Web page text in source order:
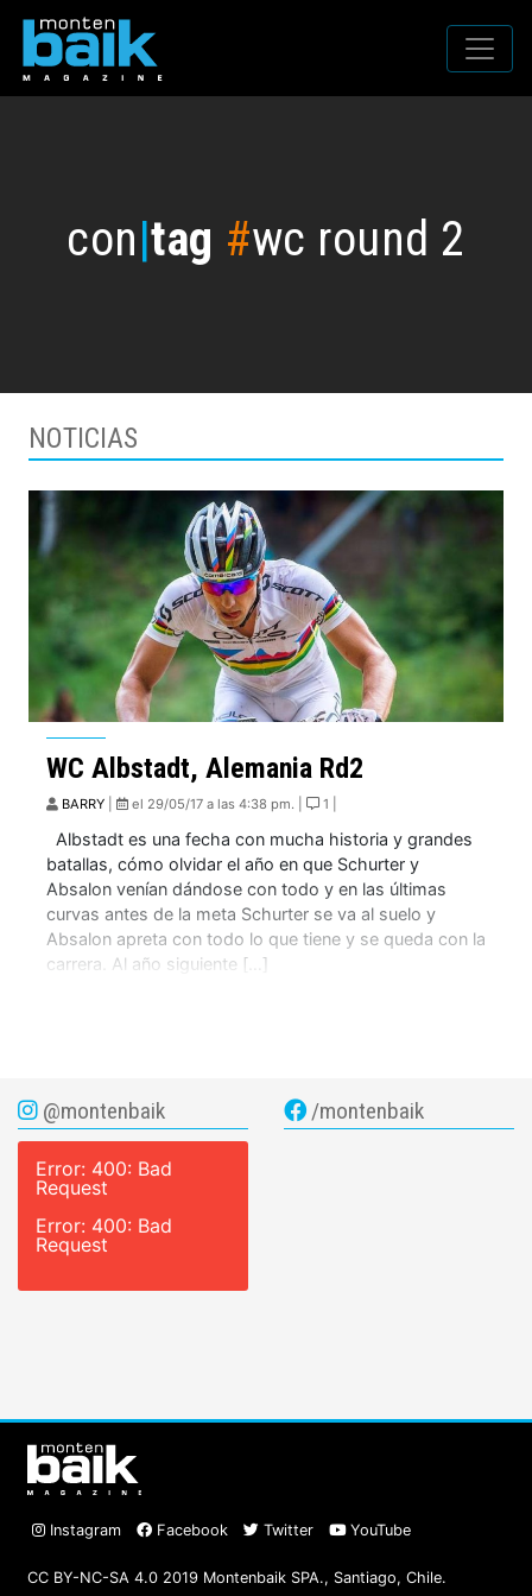
con|tag #wc round 2
NOTICIAS
WC Albstadt, Alemania Rd2
BARRY el 29/05/17 a las 4:38 pm. | 1 |
Albstadt es una fecha con mucha historia y grandes
batallas, cómo olvidar el año en que Schurter y
Absalon venían dándose con todo y en las últimas
curvas antes de la meta Schurter se va al suelo y
Absalon apreta con todo lo que tiene y se queda con la
carrera. Al año siguiente […]
@montenbaik
Error: 400: Bad
Request
Error: 400: Bad
Request
/montenbaik
Instagram Facebook Twitter YouTube
CC BY-NC-SA 4.0 2019 Montenbaik SPA., Santiago, Chile.